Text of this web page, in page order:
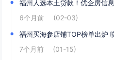
福州人选本土贷款！优企房信
6个月前
(02-03)
福州买海参店铺TOP榜单出炉
7个月前
(01-15)